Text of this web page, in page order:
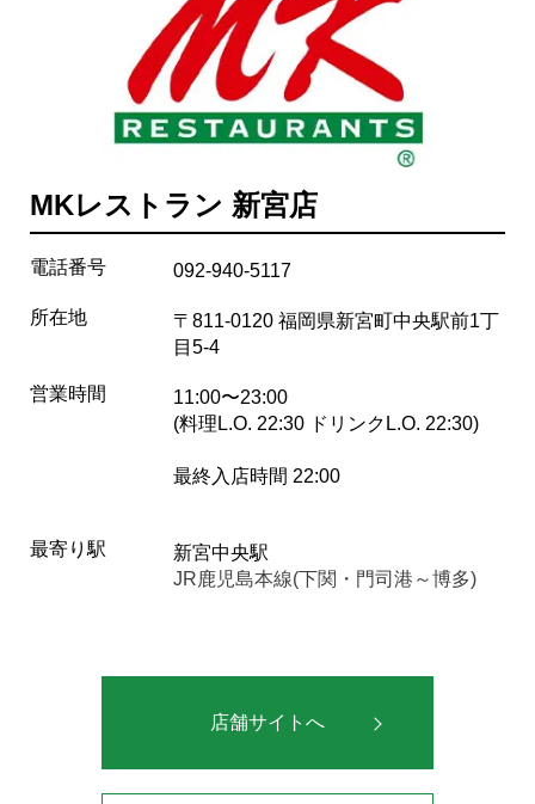
MKレストラン 新宮店
電話番号 092-940-5117
所在地
〒811-0120 福岡県新宮町中央駅前1丁
目5-4
営業時間
11:00〜23:00
(料理L.O. 22:30 ドリンクL.O. 22:30)
最終入店時間 22:00
最寄り駅
新宮中央駅
JR鹿児島本線(下関・門司港～博多)
店舗サイトへ